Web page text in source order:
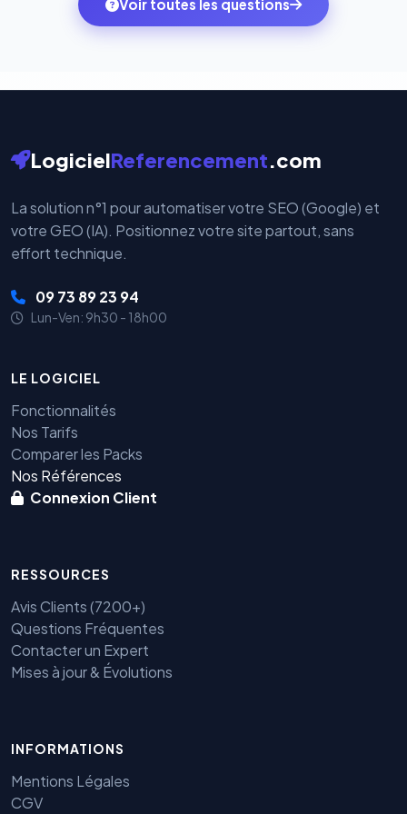
votre historique.
par nos serveurs — elles sont gérées directement et
Voir toutes les questions
LogicielReferencement.com
La solution n°1 pour automatiser votre SEO (Google) et
votre GEO (IA). Positionnez votre site partout, sans
effort technique.
09 73 89 23 94
Lun-Ven: 9h30 - 18h00
LE LOGICIEL
Fonctionnalités
Nos Tarifs
Comparer les Packs
Nos Références
Connexion Client
RESSOURCES
Avis Clients (7200+)
Questions Fréquentes
Contacter un Expert
Mises à jour & Évolutions
INFORMATIONS
Mentions Légales
CGV